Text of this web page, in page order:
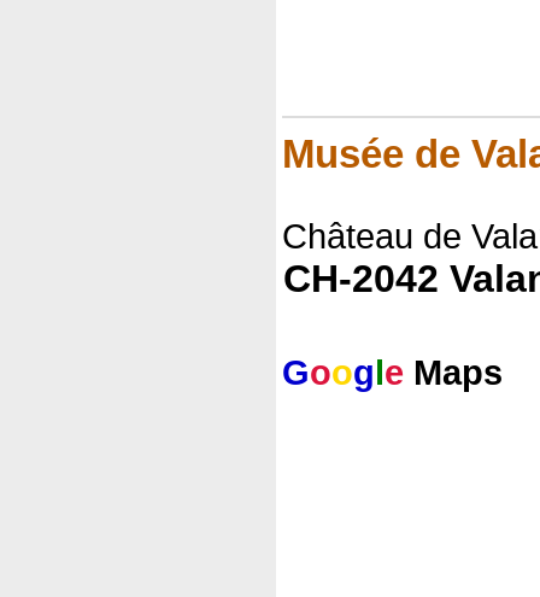
Musée de
Château de
CH-2042
Google Maps